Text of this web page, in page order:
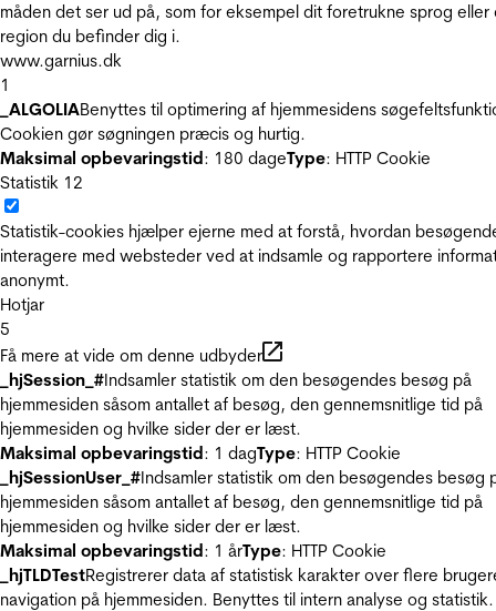
måden det ser ud på, som for eksempel dit foretrukne sprog eller
region du befinder dig i.
www.garnius.dk
1
_ALGOLIABenyttes til optimering af hjemmesidens
Cookien gør søgningen præcis og hurtig.
Maksimal opbevaringstid: 180 dageType: HTTP Cookie
Statistik 12
Statistik-cookies hjælper ejerne med at forstå, hvordan
interagere med websteder ved at indsamle og rapportere
anonymt.
Hotjar
5
Få mere at vide om denne udbyder
_hjSession_#Indsamler statistik om den besøgendes besøg på
hjemmesiden såsom antallet af besøg, den gennemsnitlige tid på
hjemmesiden og hvilke sider der er læst.
Maksimal opbevaringstid: 1 dagType: HTTP Cookie
_hjSessionUser_#Indsamler statistik om den besøgendes besøg
hjemmesiden såsom antallet af besøg, den gennemsnitlige tid på
hjemmesiden og hvilke sider der er læst.
Maksimal opbevaringstid: 1 årType: HTTP Cookie
_hjTLDTestRegistrerer data af statistisk karakter over flere
navigation på hjemmesiden. Benyttes til intern analyse og statistik.